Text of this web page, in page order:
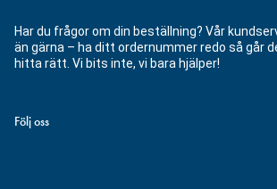
Har du frågor om din beställning? Vår
än gärna – ha ditt ordernummer redo så går
hitta rätt. Vi bits inte, vi bara hjälper!
Följ oss